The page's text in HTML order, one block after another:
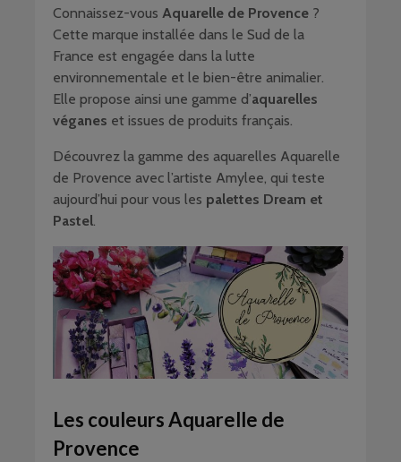
Connaissez-vous Aquarelle de Provence ?
Cette marque installée dans le Sud de la
France est engagée dans la lutte
environnementale et le bien-être animalier.
Elle propose ainsi une gamme d’aquarelles
véganes et issues de produits français.
Découvrez la gamme des aquarelles Aquarelle
de Provence avec l’artiste Amylee, qui teste
aujourd’hui pour vous les palettes Dream et
Pastel.
Les couleurs Aquarelle de
Provence